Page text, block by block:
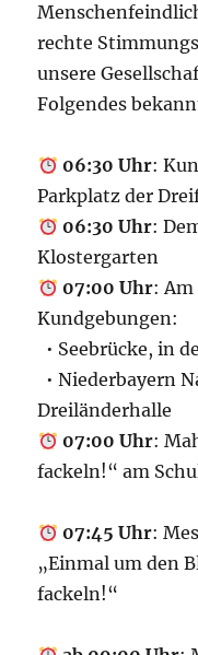
rechte
unsere
Folgendes
06:30 Uhr:
Parkplatz der
06:30 Uhr:
Klostergarten
07:00 Uhr: Am
Kundgebungen:
• Seebrücke, in
• Niederbayern
Dreiländerhalle
07:00 Uhr:
fackeln!“ am
07:45 Uhr:
„Einmal um den
fackeln!“